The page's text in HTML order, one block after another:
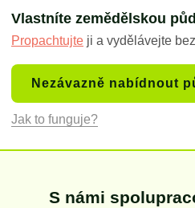
Vlastníte zemědělskou
Propachtujte ji a vydělávejte
Nezávazně nabídnout
Jak to funguje?
S námi